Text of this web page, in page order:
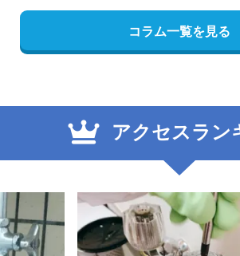
コラム一覧を見る
アクセスラン
2